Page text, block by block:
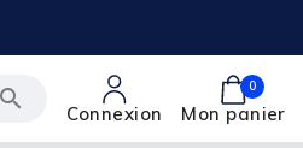
 Connexion
0
Mon panier